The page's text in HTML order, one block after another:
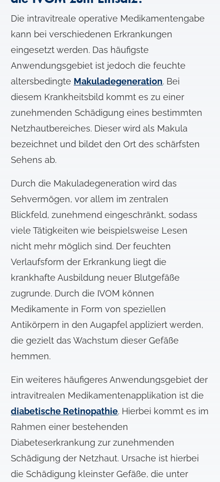
Die intravitreale operative Medikamentengabe
kann bei verschiedenen Erkrankungen
eingesetzt werden. Das häufigste
Anwendungsgebiet ist jedoch die feuchte
altersbedingte Makuladegeneration. Bei
diesem Krankheitsbild kommt es zu einer
zunehmenden Schädigung eines bestimmten
Netzhautbereiches. Dieser wird als Makula
bezeichnet und bildet den Ort des schärfsten
Sehens ab.
Durch die Makuladegeneration wird das
Sehvermögen, vor allem im zentralen
Blickfeld, zunehmend eingeschränkt, sodass
viele Tätigkeiten wie beispielsweise Lesen
nicht mehr möglich sind. Der feuchten
Verlaufsform der Erkrankung liegt die
krankhafte Ausbildung neuer Blutgefäße
zugrunde. Durch die IVOM können
Medikamente in Form von speziellen
Antikörpern in den Augapfel appliziert werden,
die gezielt das Wachstum dieser Gefäße
hemmen.
Ein weiteres häufigeres Anwendungsgebiet der
intravitrealen Medikamentenapplikation ist die
diabetische Retinopathie. Hierbei kommt es im
Rahmen einer bestehenden
Diabeteserkrankung zur zunehmenden
Schädigung der Netzhaut. Ursache ist hierbei
die Schädigung kleinster Gefäße, die unter